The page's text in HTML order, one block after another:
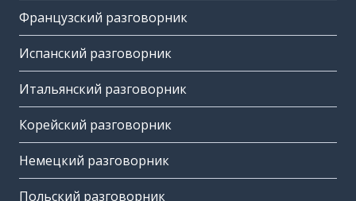
Французский разговорник
Испанский разговорник
Итальянский разговорник
Корейский разговорник
Немецкий разговорник
Польский разговорник